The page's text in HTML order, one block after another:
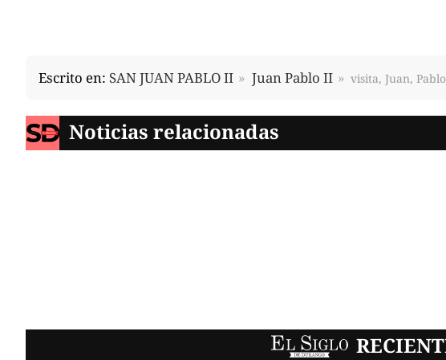
Escrito en: SAN JUAN PABLO II Juan Pablo II visita, Juan,
Noticias relacionadas
EL SIGLO